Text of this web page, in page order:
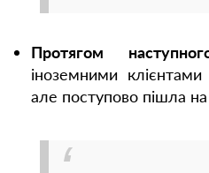
Протягом
іноземними
але поступово пішла